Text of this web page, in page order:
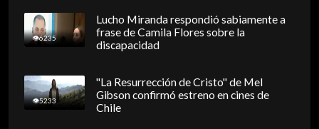
6235
Lucho Miranda respondió sabiamente a
frase de Camila Flores sobre la
discapacidad
5233
"La Resurrección de Cristo" de Mel
Gibson confirmó estreno en cines de
Chile